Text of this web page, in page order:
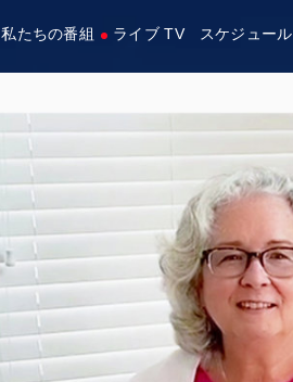
私たちの番組 ライブ TV スケジュール